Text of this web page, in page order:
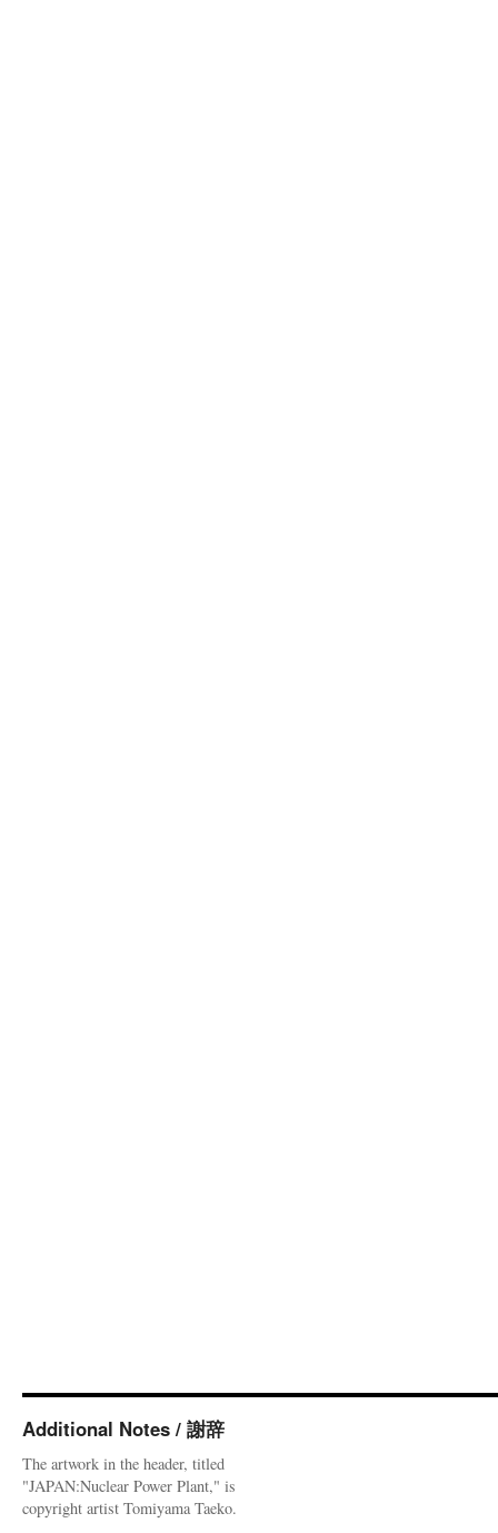
Additional Notes / 謝辞
The artwork in the header, titled
"JAPAN:Nuclear Power Plant," is
copyright artist Tomiyama Taeko.